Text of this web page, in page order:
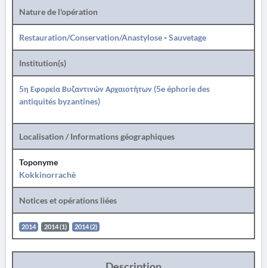
Nature de l'opération
Restauration/Conservation/Anastylose-Sauvetage
Institution(s)
5η Εφορεία Βυζαντινών Αρχαιοτήτων (5e éphorie des
antiquités byzantines)
Localisation / Informations géographiques
Toponyme
Kokkinorrachè
Notices et opérations liées
2014 2014 (1) 2014 (2)